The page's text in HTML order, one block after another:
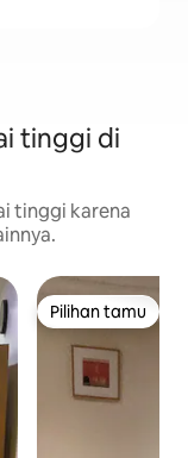
tinggi di
tinggi karena
Pilihan tamu
Pilihan tamu